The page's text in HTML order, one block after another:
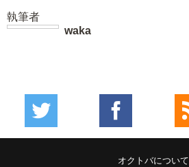
執筆者
waka
オクトバについて